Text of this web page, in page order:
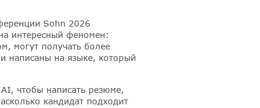
Sohn 2026
интересный феномен:
могут получать более
написаны на языке, который
AI, чтобы написать резюме,
кандидат подходит